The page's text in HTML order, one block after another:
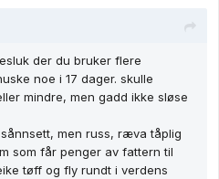
der du bruker flere
noe i 17 dager. skulle
mindre, men gadd ikke sløse
men russ, ræva tåplig
som får penger av fattern til
tøff og fly rundt i verdens